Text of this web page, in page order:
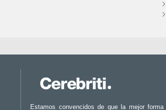
Estamos convencidos de que la mejor